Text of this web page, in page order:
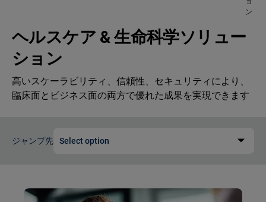
ン
ヘルスケア & 生命科学ソリュー
ション
高いスケーラビリティ、信頼性、セキュリティにより、
臨床面とビジネス面の両方で優れた成果を実現できます
ジャンプ先 Select option